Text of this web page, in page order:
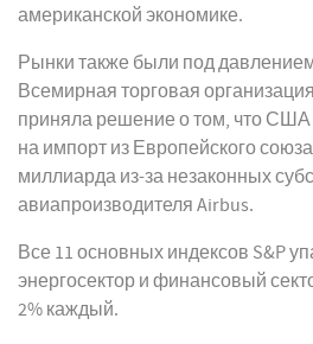
американской экономике.
Рынки также были под давлением
Всемирная торговая
приняла решение о том, что
на импорт из Европейского
миллиарда из-за незаконных
авиапроизводителя Airbus.
Все 11 основных индексов S&P
энергосектор и финансовый
2% каждый.